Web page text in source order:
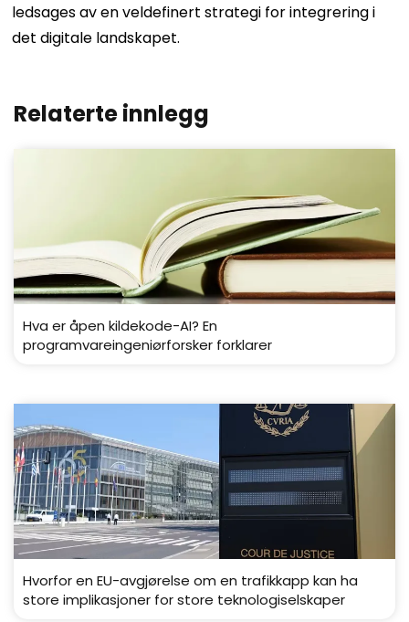
ledsages av en veldefinert strategi for integrering i
det digitale landskapet.
Relaterte innlegg
Hva er åpen kildekode-AI? En
programvareingeniørforsker forklarer
Hvorfor en EU-avgjørelse om en trafikkapp kan ha
store implikasjoner for store teknologiselskaper